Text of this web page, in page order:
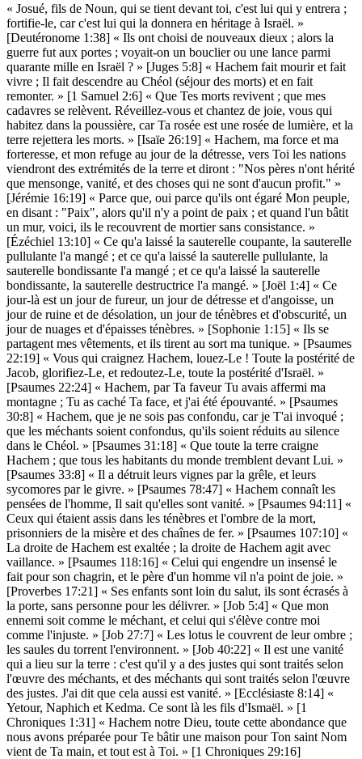
« Josué, fils de Noun, qui se tient devant toi, c'est lui qui y entrera ;
fortifie-le, car c'est lui qui la donnera en héritage à Israël. »
[Deutéronome 1:38] « Ils ont choisi de nouveaux dieux ; alors la
guerre fut aux portes ; voyait-on un bouclier ou une lance parmi
quarante mille en Israël ? » [Juges 5:8] « Hachem fait mourir et fait
vivre ; Il fait descendre au Chéol (séjour des morts) et en fait
remonter. » [1 Samuel 2:6] « Que Tes morts revivent ; que mes
cadavres se relèvent. Réveillez-vous et chantez de joie, vous qui
habitez dans la poussière, car Ta rosée est une rosée de lumière, et la
terre rejettera les morts. » [Isaïe 26:19] « Hachem, ma force et ma
forteresse, et mon refuge au jour de la détresse, vers Toi les nations
viendront des extrémités de la terre et diront : "Nos pères n'ont hérité
que mensonge, vanité, et des choses qui ne sont d'aucun profit." »
[Jérémie 16:19] « Parce que, oui parce qu'ils ont égaré Mon peuple,
en disant : "Paix", alors qu'il n'y a point de paix ; et quand l'un bâtit
un mur, voici, ils le recouvrent de mortier sans consistance. »
[Ézéchiel 13:10] « Ce qu'a laissé la sauterelle coupante, la sauterelle
pullulante l'a mangé ; et ce qu'a laissé la sauterelle pullulante, la
sauterelle bondissante l'a mangé ; et ce qu'a laissé la sauterelle
bondissante, la sauterelle destructrice l'a mangé. » [Joël 1:4] « Ce
jour-là est un jour de fureur, un jour de détresse et d'angoisse, un
jour de ruine et de désolation, un jour de ténèbres et d'obscurité, un
jour de nuages et d'épaisses ténèbres. » [Sophonie 1:15] « Ils se
partagent mes vêtements, et ils tirent au sort ma tunique. » [Psaumes
22:19] « Vous qui craignez Hachem, louez-Le ! Toute la postérité de
Jacob, glorifiez-Le, et redoutez-Le, toute la postérité d'Israël. »
[Psaumes 22:24] « Hachem, par Ta faveur Tu avais affermi ma
montagne ; Tu as caché Ta face, et j'ai été épouvanté. » [Psaumes
30:8] « Hachem, que je ne sois pas confondu, car je T'ai invoqué ;
que les méchants soient confondus, qu'ils soient réduits au silence
dans le Chéol. » [Psaumes 31:18] « Que toute la terre craigne
Hachem ; que tous les habitants du monde tremblent devant Lui. »
[Psaumes 33:8] « Il a détruit leurs vignes par la grêle, et leurs
sycomores par le givre. » [Psaumes 78:47] « Hachem connaît les
pensées de l'homme, Il sait qu'elles sont vanité. » [Psaumes 94:11] «
Ceux qui étaient assis dans les ténèbres et l'ombre de la mort,
prisonniers de la misère et des chaînes de fer. » [Psaumes 107:10] «
La droite de Hachem est exaltée ; la droite de Hachem agit avec
vaillance. » [Psaumes 118:16] « Celui qui engendre un insensé le
fait pour son chagrin, et le père d'un homme vil n'a point de joie. »
[Proverbes 17:21] « Ses enfants sont loin du salut, ils sont écrasés à
la porte, sans personne pour les délivrer. » [Job 5:4] « Que mon
ennemi soit comme le méchant, et celui qui s'élève contre moi
comme l'injuste. » [Job 27:7] « Les lotus le couvrent de leur ombre ;
les saules du torrent l'environnent. » [Job 40:22] « Il est une vanité
qui a lieu sur la terre : c'est qu'il y a des justes qui sont traités selon
l'œuvre des méchants, et des méchants qui sont traités selon l'œuvre
des justes. J'ai dit que cela aussi est vanité. » [Ecclésiaste 8:14] «
Yetour, Naphich et Kedma. Ce sont là les fils d'Ismaël. » [1
Chroniques 1:31] « Hachem notre Dieu, toute cette abondance que
nous avons préparée pour Te bâtir une maison pour Ton saint Nom
vient de Ta main, et tout est à Toi. » [1 Chroniques 29:16]